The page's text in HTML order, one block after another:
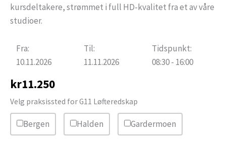
kursdeltakere, strømmet i full HD-kvalitet fra et av våre
studioer.
Fra:
10.11.2026
Til:
11.11.2026
Tidspunkt:
08:30 - 16:00
kr11.250
Velg praksissted for G11 Løfteredskap
Bergen Halden Gardermoen